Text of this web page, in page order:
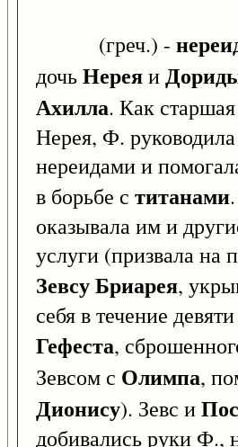
(греч.) -
дочьНереяи
Ахилла. Как
Нерея, Ф. руководила
нереидами и
в борьбе с титанами
оказывала им и
услуги (призвала на
ЗевсуБриарея,
себя в течение
Гефеста,
Зевсом с Олимпа,
Дионису). Зевс и
добивались руки Ф.,